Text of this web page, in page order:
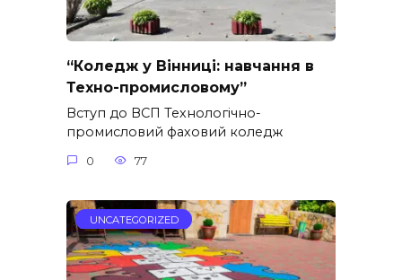
“Коледж у Вінниці: навчання в
Техно-промисловому”
Вступ до ВСП Технологічно-
промисловий фаховий коледж
0 77
UNCATEGORIZED